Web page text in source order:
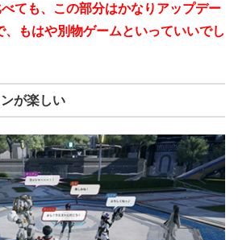
ても、この部分はかなりアップデー
、もはや別物ゲームといっていいでし
が楽しい